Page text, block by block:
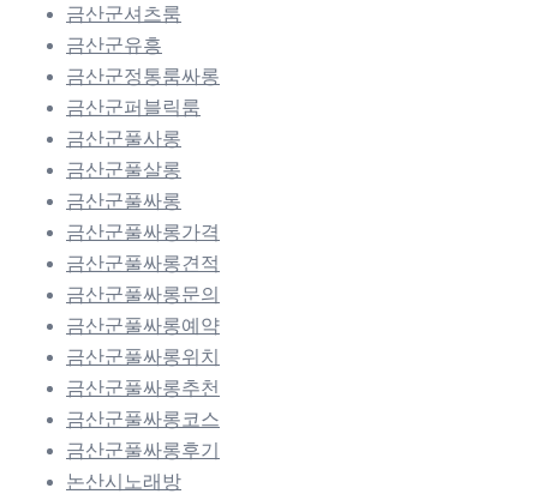
금산군셔츠룸
금산군유흥
금산군정통룸싸롱
금산군퍼블릭룸
금산군풀사롱
금산군풀살롱
금산군풀싸롱
금산군풀싸롱가격
금산군풀싸롱견적
금산군풀싸롱문의
금산군풀싸롱예약
금산군풀싸롱위치
금산군풀싸롱추천
금산군풀싸롱코스
금산군풀싸롱후기
논산시노래방